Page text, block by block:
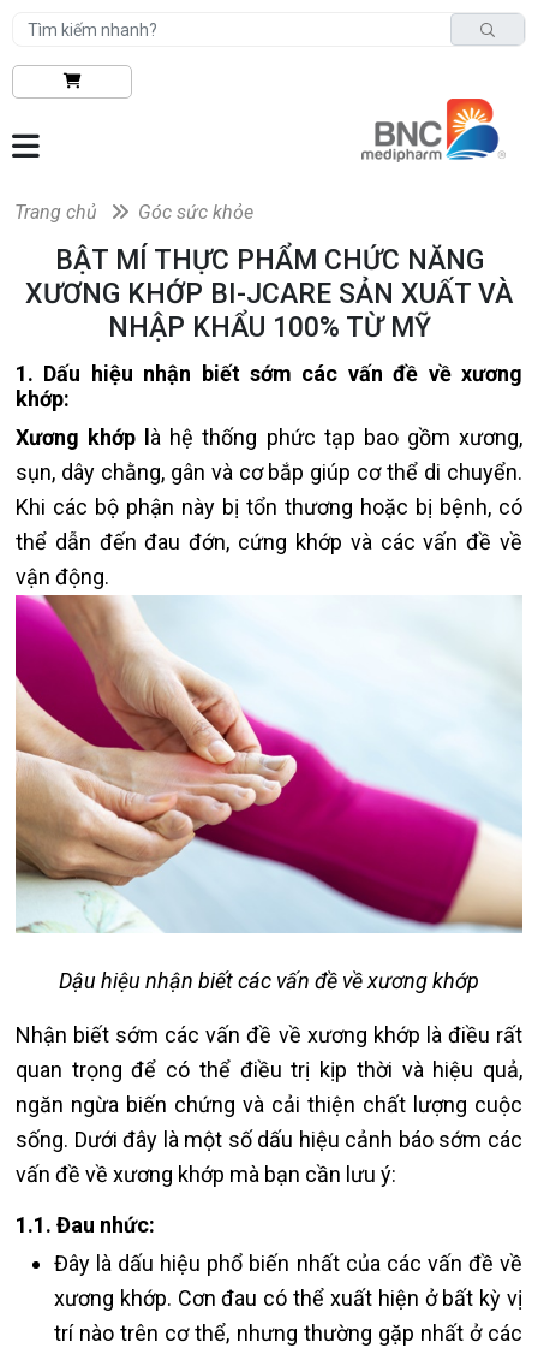
Trang chủ Góc sức khỏe
BẬT MÍ THỰC PHẨM CHỨC NĂNG
XƯƠNG KHỚP BI-JCARE SẢN XUẤT VÀ
NHẬP KHẨU 100% TỪ MỸ
1. Dấu hiệu nhận biết sớm các vấn đề về xương
khớp:
Xương khớp l à hệ thống phức tạp bao gồm xương,
sụn, dây chằng, gân và cơ bắp giúp cơ thể di chuyển.
Khi các bộ phận này bị tổn thương hoặc bị bệnh, có
thể dẫn đến đau đớn, cứng khớp và các vấn đề về
vận động.
Dậu hiệu nhận biết các vấn đề về xương khớp
Nhận biết sớm các vấn đề về xương khớp là điều rất
quan trọng để có thể điều trị kịp thời và hiệu quả,
ngăn ngừa biến chứng và cải thiện chất lượng cuộc
sống. Dưới đây là một số dấu hiệu cảnh báo sớm các
vấn đề về xương khớp mà bạn cần lưu ý:
1.1. Đau nhức:
Đây là dấu hiệu phổ biến nhất của các vấn đề về
xương khớp. Cơn đau có thể xuất hiện ở bất kỳ vị
trí nào trên cơ thể, nhưng thường gặp nhất ở các